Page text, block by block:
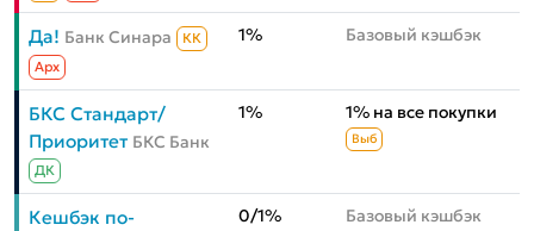
Да! Банк Синара
КК
Aрх
1% Базовый кэшбэк
БКС Стандарт/
Приоритет БКС Банк
ДК
1% 1% на все покупки
Выб
Кешбэк по-
0/1% Базовый кэшбэк